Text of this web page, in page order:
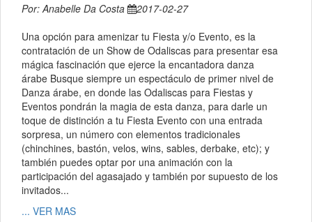
Por: Anabelle Da Costa
2017-02-27
Una opción para amenizar tu Fiesta y/o Evento, es la
contratación de un Show de Odaliscas para presentar esa
mágica fascinación que ejerce la encantadora danza
árabe Busque siempre un espectáculo de primer nivel de
Danza árabe, en donde las Odaliscas para Fiestas y
Eventos pondrán la magia de esta danza, para darle un
toque de distinción a tu Fiesta Evento con una entrada
sorpresa, un número con elementos tradicionales
(chinchines, bastón, velos, wins, sables, derbake, etc); y
también puedes optar por una animación con la
participación del agasajado y también por supuesto de los
invitados...
... VER MAS